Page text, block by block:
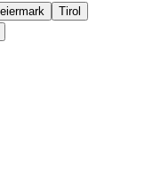
Tirol